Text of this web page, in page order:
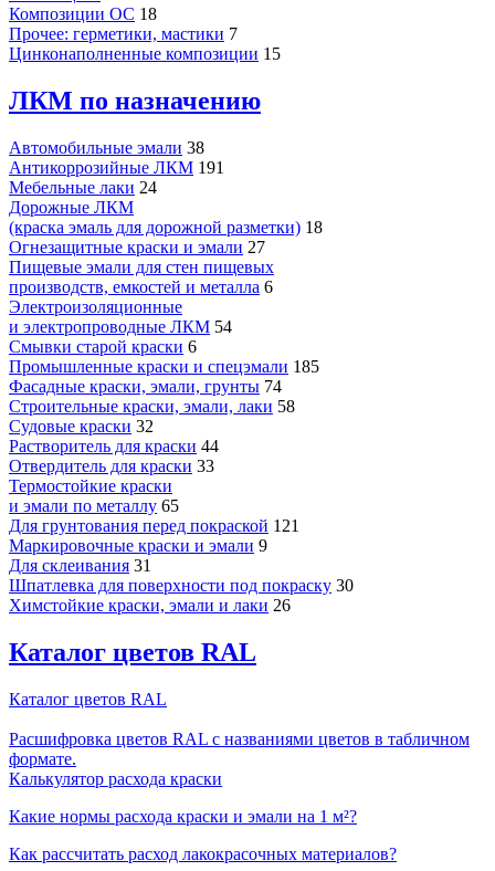
Композиции ОС 18
Прочее: герметики, мастики 7
Цинконаполненные композиции 15
ЛКМ по назначению
Автомобильные эмали 38
Антикоррозийные ЛКМ 191
Мебельные лаки 24
Дорожные ЛКМ
(краска эмаль для дорожной разметки) 18
Огнезащитные краски и эмали 27
Пищевые эмали для стен пищевых
производств, емкостей и металла 6
Электроизоляционные
и электропроводные ЛКМ 54
Смывки старой краски 6
Промышленные краски и спецэмали 185
Фасадные краски, эмали, грунты 74
Строительные краски, эмали, лаки 58
Судовые краски 32
Растворитель для краски 44
Отвердитель для краски 33
Термостойкие краски
и эмали по металлу 65
Для грунтования перед покраской 121
Маркировочные краски и эмали 9
Для склеивания 31
Шпатлевка для поверхности под покраску 30
Химстойкие краски, эмали и лаки 26
Каталог цветов RAL
Каталог цветов RAL
Расшифровка цветов RAL с названиями цветов в табличном
формате.
Калькулятор расхода краски
Какие нормы расхода краски и эмали на 1 м²?
Как рассчитать расход лакокрасочных материалов?